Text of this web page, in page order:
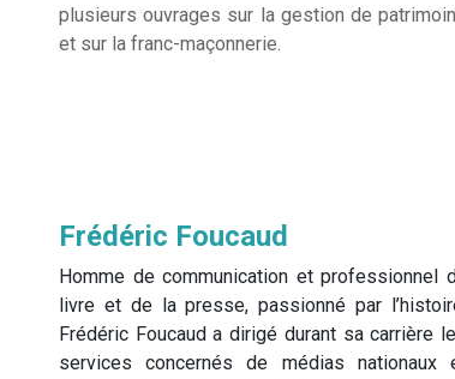
plusieurs ouvrages sur la gestion de
et sur la franc-maçonnerie.
Frédéric Foucaud
Homme de communication et professionnel
livre et de la presse, passionné par
Frédéric Foucaud a dirigé durant sa carrière
services concernés de médias nationaux